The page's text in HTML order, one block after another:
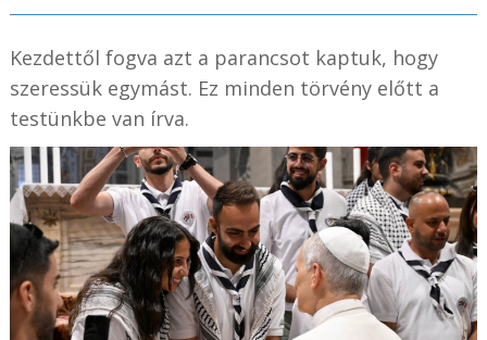
Kezdettől fogva azt a parancsot kaptuk, hogy
szeressük egymást. Ez minden törvény előtt a
testünkbe van írva.